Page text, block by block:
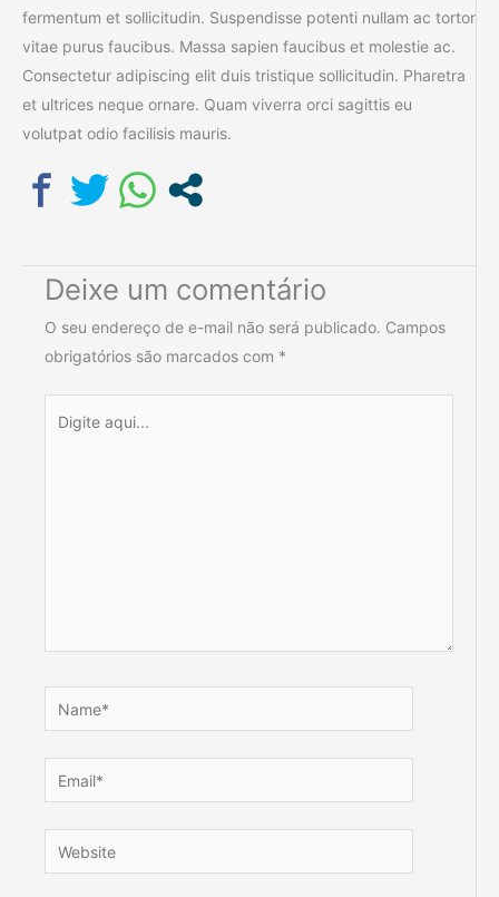
fermentum et sollicitudin. Suspendisse potenti nullam ac tortor
vitae purus faucibus. Massa sapien faucibus et molestie ac.
Consectetur adipiscing elit duis tristique sollicitudin. Pharetra
et ultrices neque ornare. Quam viverra orci sagittis eu
volutpat odio facilisis mauris.
Deixe um comentário
O seu endereço de e-mail não será publicado. Campos
obrigatórios são marcados com *
aqui...
Name*
Email*
Website